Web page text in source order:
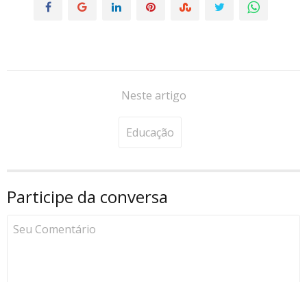
Neste artigo
Educação
Participe da conversa